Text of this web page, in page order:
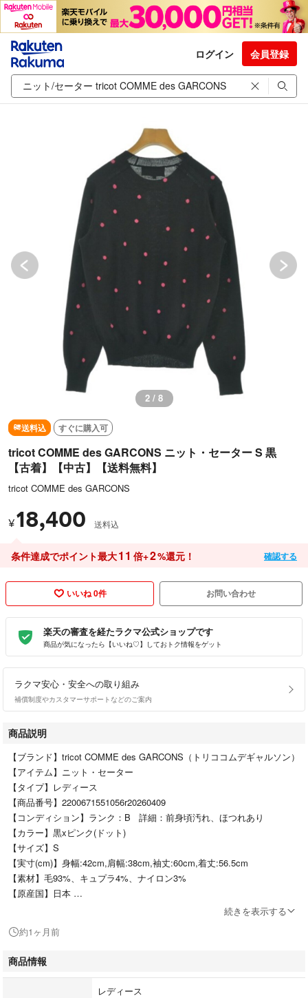
ログイン 会員登録
2 / 8
送料込 すぐに購入可
tricot COMME des GARCONS ニット・セーター S 黒
【古着】【中古】【送料無料】
tricot COMME des GARCONS
¥18,400 送料込
条件達成でポイント最大11 倍+2%還元！ 確認する
いいね 0件 お問い合わせ
楽天の審査を経たラクマ公式ショップです
商品が気になったら【いいね♡】しておトク情報をゲット
ラクマ安心・安全への取り組み
補償制度やカスタマーサポートなどのご案内
商品説明
【ブランド】tricot COMME des GARCONS（トリココムデギャルソン）
【アイテム】ニット・セーター
【タイプ】レディース
【商品番号】2200671551056r20260409
【コンディション】ランク：B 詳細：前身頃汚れ、ほつれあり
【カラー】黒xピンク(ドット)
【サイズ】S
【実寸(cm)】身幅:42cm,肩幅:38cm,袖丈:60cm,着丈:56.5cm
【素材】毛93%、キュプラ4%、ナイロン3%
【原産国】日本
ポケット：なし
透け感：なし
生地の厚さ：普通
続きを表示する
約1ヶ月前
商品情報
レディース